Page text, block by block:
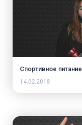
Спортивное питание
14.02.2018